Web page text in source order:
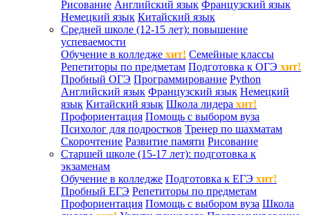
Рисование Английский язык Французский язык
Немецкий язык Китайский язык
Средней школе (12-15 лет): повышение
успеваемости
Обучение в колледже хит! Семейные классы
Репетиторы по предметам Подготовка к ОГЭ хит!
Пробный ОГЭ Программирование Python
Английский язык Французский язык Немецкий
язык Китайский язык Школа лидера хит!
Профориентация Помощь с выбором вуза
Психолог для подростков Тренер по шахматам
Скорочтение Развитие памяти Рисование
Старшей школе (15-17 лет): подготовка к
экзаменам
Обучение в колледже Подготовка к ЕГЭ хит!
Пробный ЕГЭ Репетиторы по предметам
Профориентация Помощь с выбором вуза Школа